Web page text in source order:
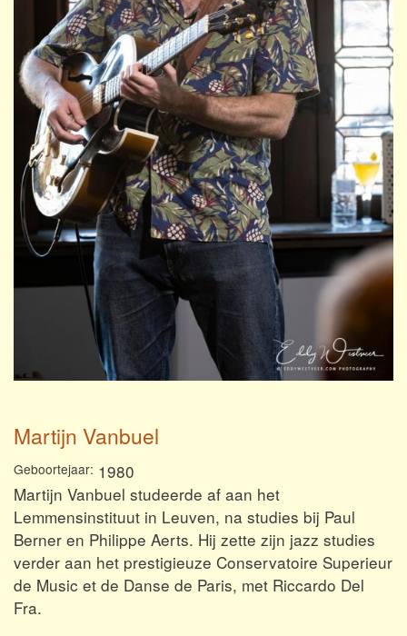
Martijn Vanbuel
Geboortejaar 1980
Martijn Vanbuel studeerde af aan het
Lemmensinstituut in Leuven, na studies bij Paul
Berner en Philippe Aerts. Hij zette zijn jazz studies
verder aan het prestigieuze Conservatoire Superieur
de Music et de Danse de Paris, met Riccardo Del
Fra.